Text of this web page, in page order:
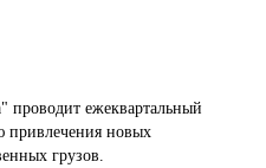
ежеквартальный
привлечения новых
грузов.